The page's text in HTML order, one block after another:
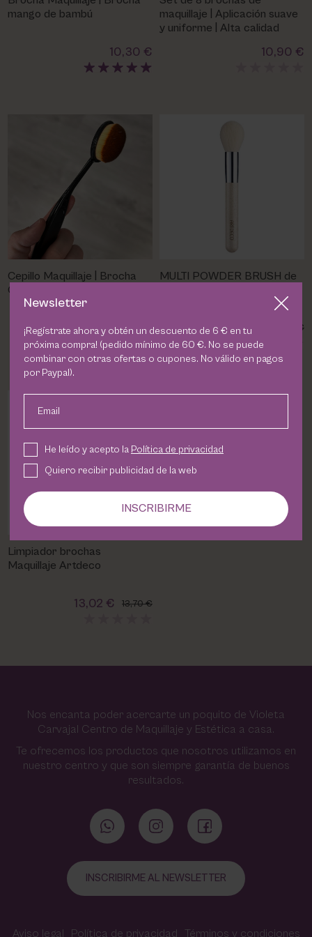
mango de bambú
10,30 €
maquillaje | Aplicación suave
y uniforme | Alta calidad
10,90 €
Cepillo Maquillaje | Brocha
Ovalada
10,90 €
MULTI POWDER BRUSH de
13,02 € 13,70 €
Limpiador brochas
Maquillaje Artdeco
13,02 € 13,70 €
Nos encanta poder acercarte un poquito de Violeta
Carvajal Centro de Maquillaje y Estética a casa.
Te ofrecemos los productos que nosotros utilizamos en
nuestro centro y que son siempre garantía de buenos
resultados.
INSCRIBIRME AL NEWSLETTER
Aviso legal Política de privacidad Términos y condiciones
Newsletter
¡Regístrate ahora y obtén un descuento de 6 € en tu
próxima compra! (pedido mínimo de 60 €. No se puede
combinar con otras ofertas o cupones. No válido en pagos
por Paypal).
Email
He leído y acepto la Política de privacidad
Quiero recibir publicidad de la web
INSCRIBIRME
PHARM FOOT